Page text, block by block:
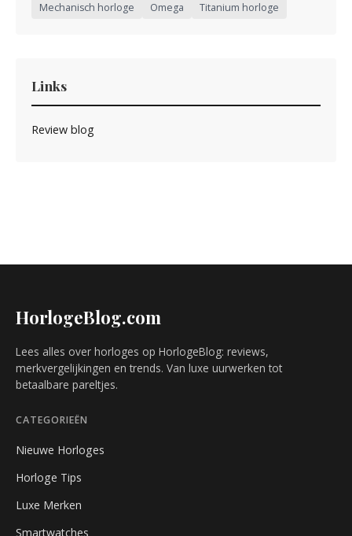
Mechanisch horloge
Omega Titanium horloge
Links
Review blog
HorlogeBlog.com
Lees alles over horloges op HorlogeBlog: reviews,
merkvergelijkingen en trends. Van luxe uurwerken tot
betaalbare pareltjes.
CATEGORIEËN
Nieuwe Horloges
Horloge Tips
Luxe Merken
Smartwatches